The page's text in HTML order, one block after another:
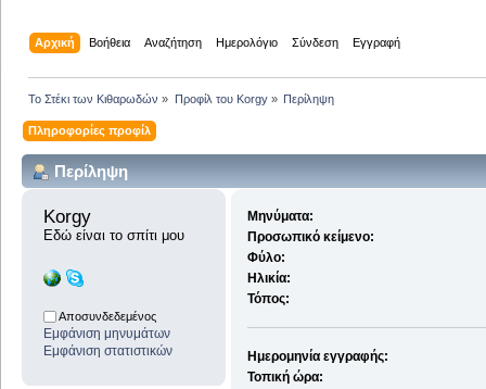
Αρχική Βοήθεια Αναζήτηση Ημερολόγιο Σύνδεση Εγγραφή
Το Στέκι των Κιθαρωδών » Προφίλ του Korgy» Περίληψη
Πληροφορίες προφίλ
Περίληψη
Korgy
Εδώ είναι το σπίτι μου
Αποσυνδεδεμένος
Εμφάνιση μηνυμάτων
Εμφάνιση στατιστικών
Μηνύματα:
Προσωπικό κείμενο:
Φύλο:
Ηλικία:
Τόπος:
Ημερομηνία εγγραφής:
Τοπική ώρα: